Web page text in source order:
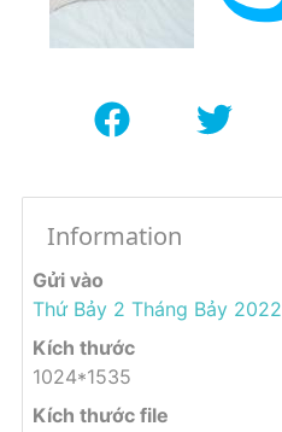
Information
Gửi vào
Thứ Bảy 2 Tháng Bảy 2022
Kích thước
1024*1535
Kích thước file